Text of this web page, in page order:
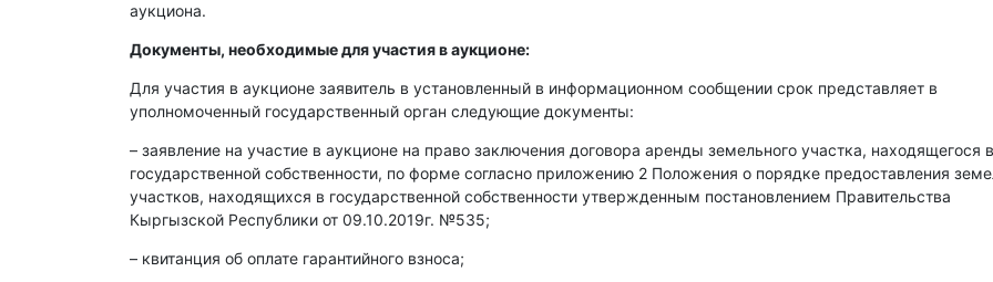
аукциона.
Документы, необходимые для участия в аукционе:
Для участия в аукционе заявитель в установленный в информационном сообщении срок представляет в
уполномоченный государственный орган следующие документы:
– заявление на участие в аукционе на право заключения договора аренды земельного участка, находящегося в
государственной собственности, по форме согласно приложению 2 Положения о порядке предоставления
участков, находящихся в государственной собственности утвержденным постановлением Правительства
Кыргызской Республики от 09.10.2019г. №535;
– квитанция об оплате гарантийного взноса;